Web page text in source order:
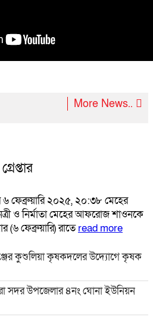
More News..
ফেব্রুয়ারি ২০২৫, ২০:৩৮ মেহের
ও নির্মাতা মেহের আফরোজ শাওনকে
(৬ ফেব্রুয়ারি) রাতেread more
কুশুলিয়া কৃষকদলের উদ্যোগে কৃষক
সদর উপজেলার ৪নং ঘোনা ইউনিয়ন